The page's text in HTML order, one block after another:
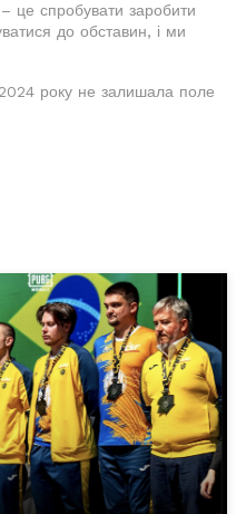
це спробувати заробити
до обставин, і ми
року не залишала поле